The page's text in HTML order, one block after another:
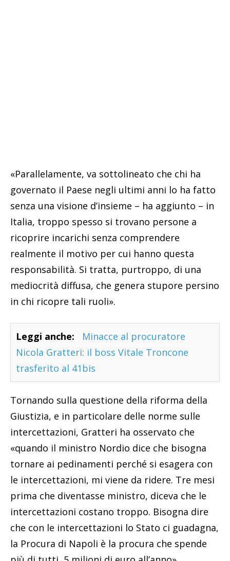
«Parallelamente, va sottolineato che chi ha
governato il Paese negli ultimi anni lo ha fatto
senza una visione d’insieme – ha aggiunto – in
Italia, troppo spesso si trovano persone a
ricoprire incarichi senza comprendere
realmente il motivo per cui hanno questa
responsabilità. Si tratta, purtroppo, di una
mediocrità diffusa, che genera stupore persino
in chi ricopre tali ruoli».
Leggi anche:
Minacce al procuratore
Nicola Gratteri: il boss Vitale Troncone
trasferito al 41bis
Tornando sulla questione della riforma della
Giustizia, e in particolare delle norme sulle
intercettazioni, Gratteri ha osservato che
«quando il ministro Nordio dice che bisogna
tornare ai pedinamenti perché si esagera con
le intercettazioni, mi viene da ridere. Tre mesi
prima che diventasse ministro, diceva che le
intercettazioni costano troppo. Bisogna dire
che con le intercettazioni lo Stato ci guadagna,
la Procura di Napoli è la procura che spende